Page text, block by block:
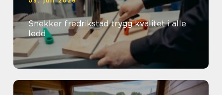
Snekker fredrikstad trygg kvalitet i alle
ledd